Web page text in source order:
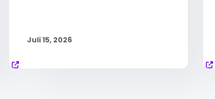
Juli 15, 2026